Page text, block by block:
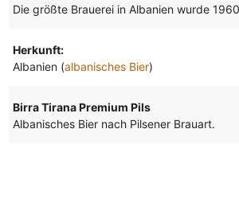
Die größte Brauerei in Albanien wurde
Herkunft:
Albanien (albanisches Bier)
Birra Tirana Premium Pils
Albanisches Bier nach Pilsener Brauart.